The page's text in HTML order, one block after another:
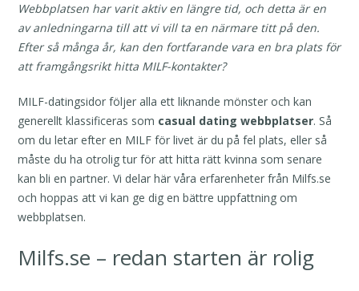
Webbplatsen har varit aktiv en längre tid, och detta är en
av anledningarna till att vi vill ta en närmare titt på den.
Efter så många år, kan den fortfarande vara en bra plats för
att framgångsrikt hitta MILF-kontakter?
MILF-datingsidor följer alla ett liknande mönster och kan
generellt klassificeras som casual dating webbplatser. Så
om du letar efter en MILF för livet är du på fel plats, eller så
måste du ha otrolig tur för att hitta rätt kvinna som senare
kan bli en partner. Vi delar här våra erfarenheter från Milfs.se
och hoppas att vi kan ge dig en bättre uppfattning om
webbplatsen.
Milfs.se – redan starten är rolig